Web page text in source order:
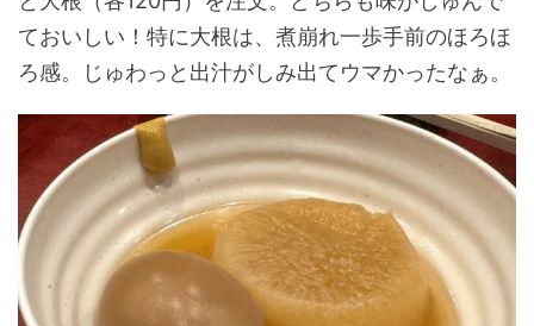
ておいしい！特に大根は、煮崩れ一歩手前のほろほ
ろ感。じゅわっと出汁がしみ出てウマかったなぁ。